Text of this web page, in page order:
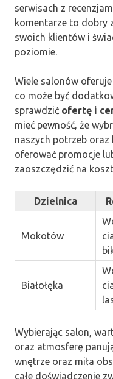
serwisach z
komentarze to dobry
swoich klientów i
poziomie.
Wiele salonów
co może być
sprawdzić ofertę i
mieć pewność, że
naszych potrzeb oraz
oferować promocje
zaoszczędzić na
Dzielnica
Mokotów
Białołęka
Wybierając salon,
oraz atmosferę
wnętrze oraz miła
całe doświadczenie